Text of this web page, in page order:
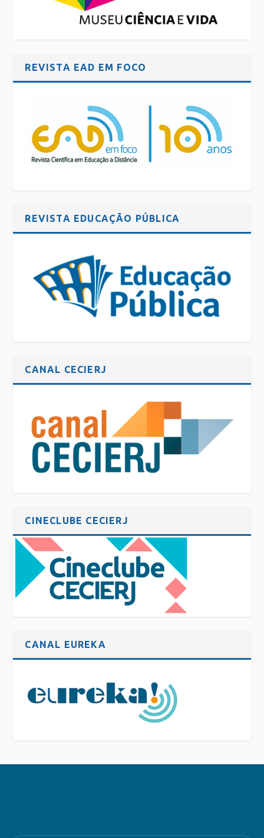
REVISTA EAD EM FOCO
REVISTA EDUCAÇÃO PÚBLICA
CANAL CECIERJ
CINECLUBE CECIERJ
CANAL EUREKA